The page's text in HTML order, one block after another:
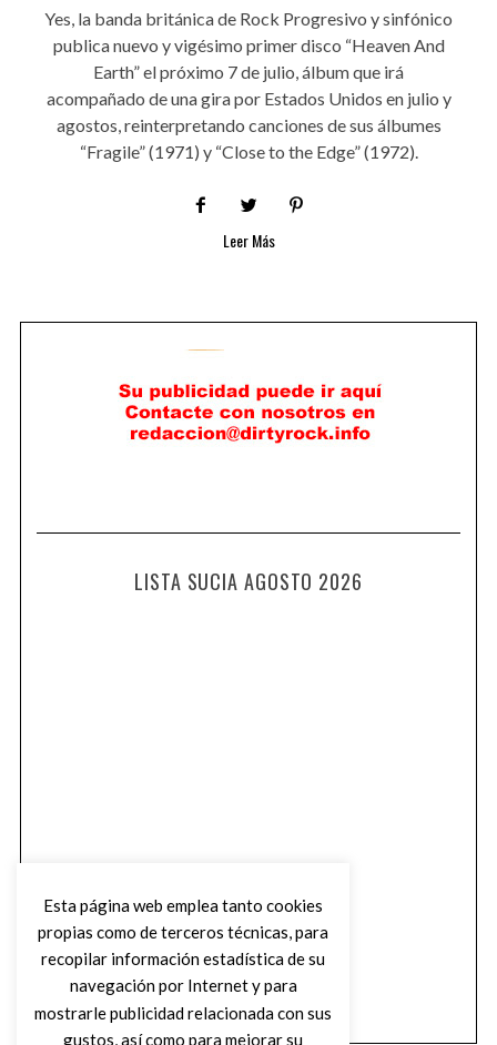
Yes, la banda británica de Rock Progresivo y sinfónico
publica nuevo y vigésimo primer disco “Heaven And
Earth” el próximo 7 de julio, álbum que irá
acompañado de una gira por Estados Unidos en julio y
agostos, reinterpretando canciones de sus álbumes
“Fragile” (1971) y “Close to the Edge” (1972).
Leer Más
LISTA SUCIA AGOSTO 2026
Esta página web emplea tanto cookies
propias como de terceros técnicas, para
recopilar información estadística de su
navegación por Internet y para
mostrarle publicidad relacionada con sus
gustos, así como para mejorar su